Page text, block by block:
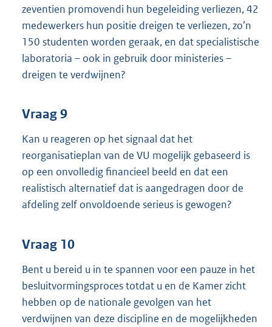
zeventien promovendi hun begeleiding verliezen, 42
medewerkers hun positie dreigen te verliezen, zo’n
150 studenten worden geraak, en dat specialistische
laboratoria – ook in gebruik door ministeries –
dreigen te verdwijnen?
Vraag 9
Kan u reageren op het signaal dat het
reorganisatieplan van de VU mogelijk gebaseerd is
op een onvolledig financieel beeld en dat een
realistisch alternatief dat is aangedragen door de
afdeling zelf onvoldoende serieus is gewogen?
Vraag 10
Bent u bereid u in te spannen voor een pauze in het
besluitvormingsproces totdat u en de Kamer zicht
hebben op de nationale gevolgen van het
verdwijnen van deze discipline en de mogelijkheden